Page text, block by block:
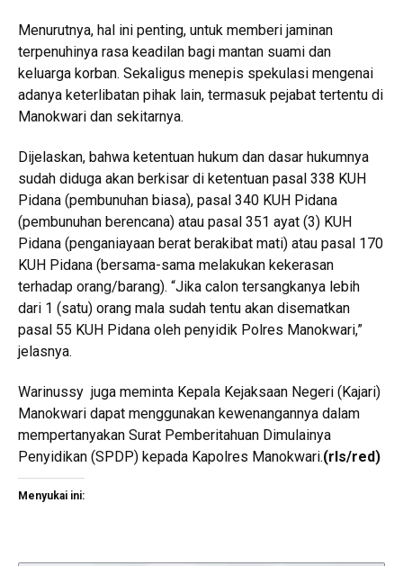
Menurutnya, hal ini penting, untuk memberi jaminan
terpenuhinya rasa keadilan bagi mantan suami dan
keluarga korban. Sekaligus menepis spekulasi mengenai
adanya keterlibatan pihak lain, termasuk pejabat tertentu di
Manokwari dan sekitarnya.
Dijelaskan, bahwa ketentuan hukum dan dasar hukumnya
sudah diduga akan berkisar di ketentuan pasal 338 KUH
Pidana (pembunuhan biasa), pasal 340 KUH Pidana
(pembunuhan berencana) atau pasal 351 ayat (3) KUH
Pidana (penganiayaan berat berakibat mati) atau pasal 170
KUH Pidana (bersama-sama melakukan kekerasan
terhadap orang/barang). “Jika calon tersangkanya lebih
dari 1 (satu) orang mala sudah tentu akan disematkan
pasal 55 KUH Pidana oleh penyidik Polres Manokwari,”
jelasnya.
Warinussy juga meminta Kepala Kejaksaan Negeri (Kajari)
Manokwari dapat menggunakan kewenangannya dalam
mempertanyakan Surat Pemberitahuan Dimulainya
Penyidikan (SPDP) kepada Kapolres Manokwari.(rls/red)
Menyukai ini: